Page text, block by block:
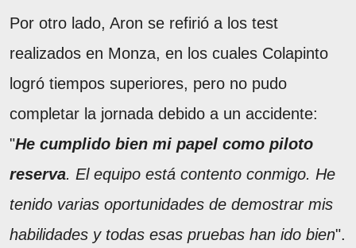
Por otro lado, Aron se refirió a los test
realizados en Monza, en los cuales Colapinto
logró tiempos superiores, pero no pudo
completar la jornada debido a un accidente:
"He cumplido bien mi papel como piloto
reserva. El equipo está contento conmigo. He
tenido varias oportunidades de demostrar mis
habilidades y todas esas pruebas han ido bien".